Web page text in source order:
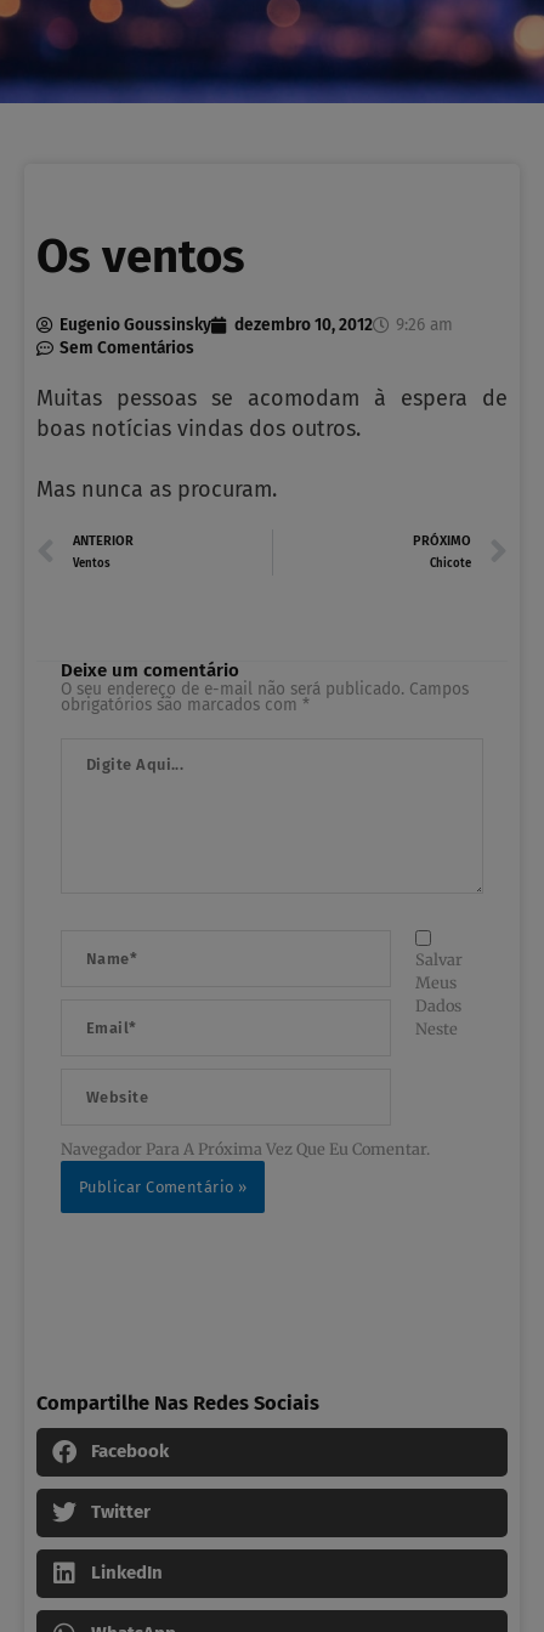
Os ventos
Eugenio Goussinsky dezembro 10, 2012
9:26 am
Sem Comentários
Muitas pessoas se acomodam à espera de
boas notícias vindas dos outros.
Mas nunca as procuram.
Prev
ANTERIOR
Ventos
PRÓXIMO
Chicote
Deixe um comentário
O seu endereço de e-mail não será publicado. Campos
obrigatórios são marcados com *
Aqui...
Salvar
Meus
Dados
Neste
Navegador Para A Próxima Vez Que Eu Comentar.
Compartilhe Nas Redes Sociais
Facebook
Twitter
LinkedIn